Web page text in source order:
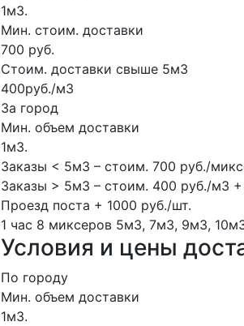
1м3.
Мин. стоим. доставки
700 руб.
Стоим. доставки свыше 5м3
400руб./м3
За город
Мин. объем доставки
1м3.
Заказы < 5м3 – стоим. 700 руб./
Заказы > 5м3 – стоим. 400 руб./м3
Проезд поста + 1000 руб./шт.
1 час 8 миксеров 5м3, 7м3, 9м3,
Условия и цены
По городу
Мин. объем доставки
1м3.